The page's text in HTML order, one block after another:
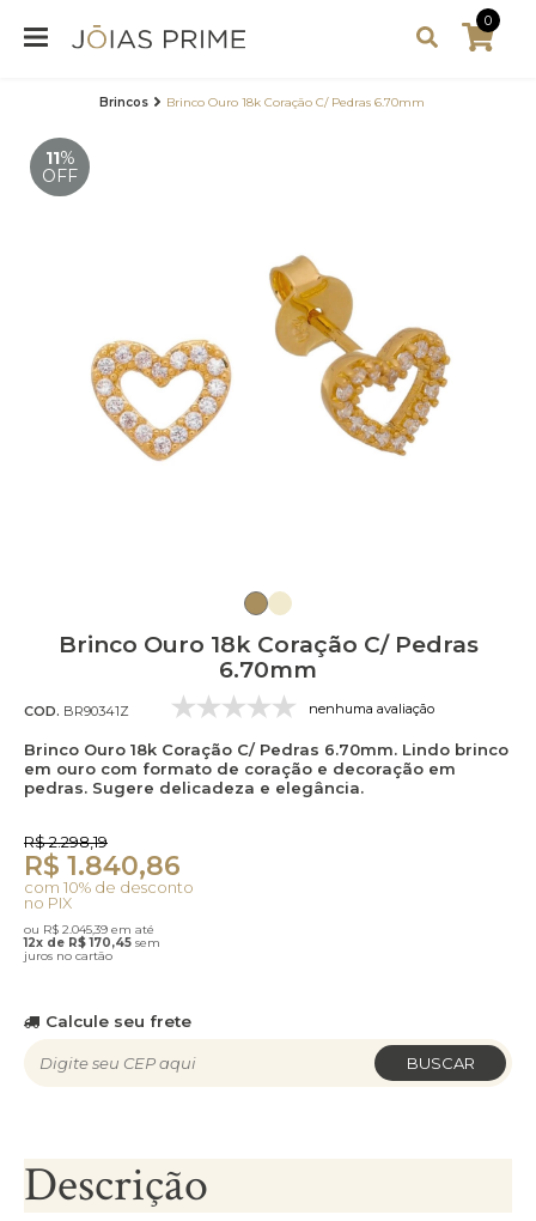
0
Brincos Brinco Ouro 18k Coração C/ Pedras 6.70mm
11%
OFF
Brinco Ouro 18k Coração C/ Pedras
6.70mm
COD. BR90341Z nenhuma avaliação
Brinco Ouro 18k Coração C/ Pedras 6.70mm. Lindo brinco
em ouro com formato de coração e decoração em
pedras. Sugere delicadeza e elegância.
R$ 2.298,19
R$ 1.840,86
com 10% de desconto
no PIX
ou R$ 2.045,39 em até
12x de R$ 170,45 sem
juros no cartão
Calcule seu frete
BUSCAR
Descrição